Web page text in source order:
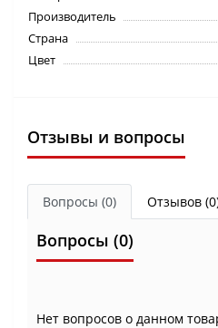
Производитель
Страна
Цвет
Отзывы и вопросы
Вопросы (0) Отзывов
Вопросы (0)
Нет вопросов о данном